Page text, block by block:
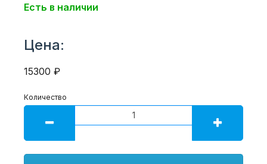
Есть в наличии
Цена:
15300 ₽
Количество